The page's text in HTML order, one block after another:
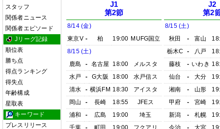
スタッフ
関係者ニュース
関係者エピソード
Jリーグ記録
順位表
勝ち点
得点ランキング
得失点
年齢構成
星取表
キーワード
プレスリリース
J1
第2節
8/14 (金)
東京V - 柏 19:00 MUFG国立
8/15 (土)
鹿島
- 名古屋 18:00
メルスタ
水戸
- G大阪 18:00
水戸信ス
清水
- 横浜FM 18:30
アイスタ
岡山
- 長崎 18:55
JFEス
浦和
- 広島 19:00
埼玉
千葉
- 町田 19:00
フクアリ
J2
第2
8/15 (土)
秋田
- 富山
栃木C
- 八戸
藤枝
- いわき
仙台
- 大分
湘南
- 山形
甲府
- 宮崎
新潟
- 札幌
今治
- 大宮